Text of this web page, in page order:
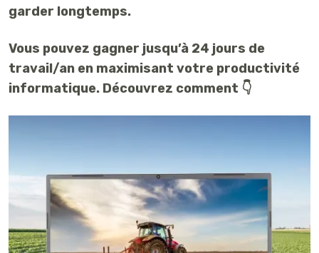
garder longtemps.
Vous pouvez gagner jusqu’à 24 jours de
travail/an en maximisant votre productivité
informatique. Découvrez comment 👇